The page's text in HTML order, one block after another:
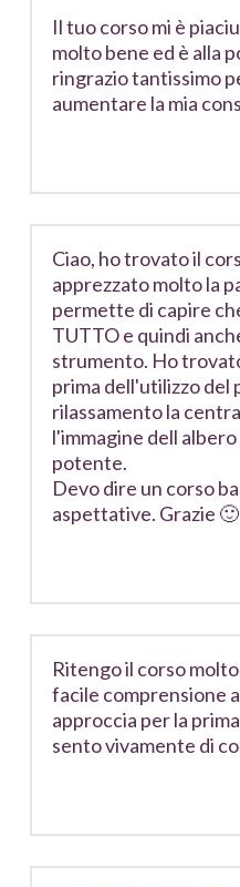
Il tuo corso mi è
molto bene ed è alla
ringrazio tantissimo
aumentare la mia
Ciao, ho trovato il
apprezzato molto la
permette di capire
TUTTO e quindi
strumento. Ho
prima dell'utilizzo del
rilassamento la
l'immagine dell albero
potente.
Devo dire un corso
aspettative. Grazie 🙂
Ritengo il corso
facile comprensione
approccia per la
sento vivamente di